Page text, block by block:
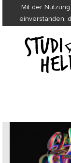
Mit der
einverstanden,